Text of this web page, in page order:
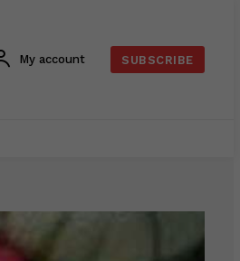
My account SUBSCRIBE